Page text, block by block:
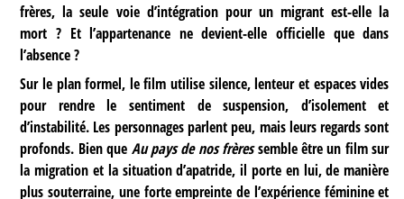
frères, la seule voie d’intégration pour un migrant est-elle la
mort ? Et l’appartenance ne devient-elle officielle que dans
l’absence ?
Sur le plan formel, le film utilise silence, lenteur et espaces vides
pour rendre le sentiment de suspension, d’isolement et
d’instabilité. Les personnages parlent peu, mais leurs regards sont
profonds. Bien que Au pays de nos frèressemble être un film sur
la migration et la situation d’apatride, il porte en lui, de manière
plus souterraine, une forte empreinte de l’expérience féminine et